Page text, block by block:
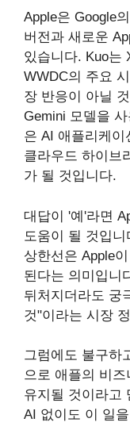
Apple은 Google
버전과 새로운
있습니다. Kuo는
WWDC의 주요
장 반응이 아닐
Gemini 모델을
은 AI 애플리케
클라우드 하이브
가 될 것입니다.
대답이 '예'라면
도움이 될 것입
상한선은 Apple
된다는 의미입니
뒤처지더라도 궁
것"이라는 시장
그럼에도 불구하
으로 애플의 비
유지될 것이라고
AI 없이도 이 일